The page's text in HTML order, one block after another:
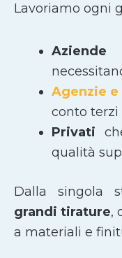
Lavoriamo ogni
Agenzie
conto terzi
Privati
qualità
Dalla singola
grandi tirature,
a materiali e